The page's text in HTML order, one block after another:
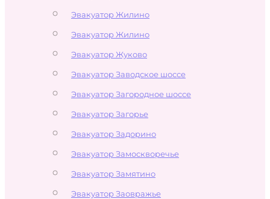
Эвакуатор Жилино
Эвакуатор Жилино
Эвакуатор Жуково
Эвакуатор Заводское шоссе
Эвакуатор Загородное шоссе
Эвакуатор Загорье
Эвакуатор Задорино
Эвакуатор Замоскворечье
Эвакуатор Замятино
Эвакуатор Заовражье